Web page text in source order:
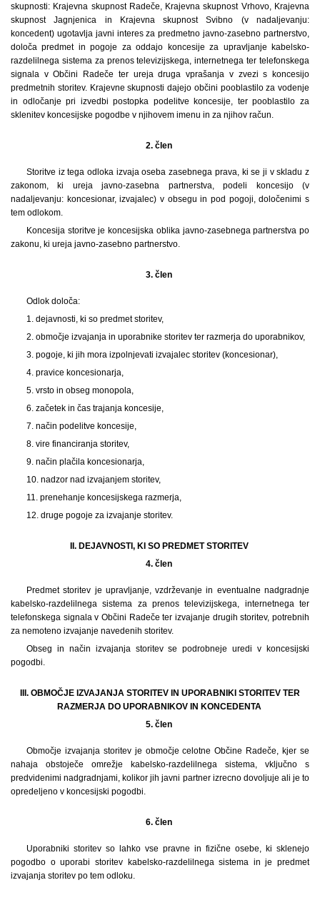
skupnosti: Krajevna skupnost Radeče, Krajevna skupnost Vrhovo, Krajevna
skupnost Jagnjenica in Krajevna skupnost Svibno (v nadaljevanju:
koncedent) ugotavlja javni interes za predmetno javno-zasebno partnerstvo,
določa predmet in pogoje za oddajo koncesije za upravljanje kabelsko-
razdelilnega sistema za prenos televizijskega, internetnega ter telefonskega
signala v Občini Radeče ter ureja druga vprašanja v zvezi s koncesijo
predmetnih storitev. Krajevne skupnosti dajejo občini pooblastilo za vodenje
in odločanje pri izvedbi postopka podelitve koncesije, ter pooblastilo za
sklenitev koncesijske pogodbe v njihovem imenu in za njihov račun.
2. člen
Storitve iz tega odloka izvaja oseba zasebnega prava, ki se ji v skladu z
zakonom, ki ureja javno-zasebna partnerstva, podeli koncesijo (v
nadaljevanju: koncesionar, izvajalec) v obsegu in pod pogoji, določenimi s
tem odlokom.
Koncesija storitve je koncesijska oblika javno-zasebnega partnerstva po
zakonu, ki ureja javno-zasebno partnerstvo.
3. člen
Odlok določa:
1. dejavnosti, ki so predmet storitev,
2. območje izvajanja in uporabnike storitev ter razmerja do uporabnikov,
3. pogoje, ki jih mora izpolnjevati izvajalec storitev (koncesionar),
4. pravice koncesionarja,
5. vrsto in obseg monopola,
6. začetek in čas trajanja koncesije,
7. način podelitve koncesije,
8. vire financiranja storitev,
9. način plačila koncesionarja,
10. nadzor nad izvajanjem storitev,
11. prenehanje koncesijskega razmerja,
12. druge pogoje za izvajanje storitev.
II. DEJAVNOSTI, KI SO PREDMET STORITEV
4. člen
Predmet storitev je upravljanje, vzdrževanje in eventualne nadgradnje
kabelsko-razdelilnega sistema za prenos televizijskega, internetnega ter
telefonskega signala v Občini Radeče ter izvajanje drugih storitev, potrebnih
za nemoteno izvajanje navedenih storitev.
Obseg in način izvajanja storitev se podrobneje uredi v koncesijski
pogodbi.
III. OBMOČJE IZVAJANJA STORITEV IN UPORABNIKI STORITEV TER
RAZMERJA DO UPORABNIKOV IN KONCEDENTA
5. člen
Območje izvajanja storitev je območje celotne Občine Radeče, kjer se
nahaja obstoječe omrežje kabelsko-razdelilnega sistema, vključno s
predvidenimi nadgradnjami, kolikor jih javni partner izrecno dovoljuje ali je to
opredeljeno v koncesijski pogodbi.
6. člen
Uporabniki storitev so lahko vse pravne in fizične osebe, ki sklenejo
pogodbo o uporabi storitev kabelsko-razdelilnega sistema in je predmet
izvajanja storitev po tem odloku.